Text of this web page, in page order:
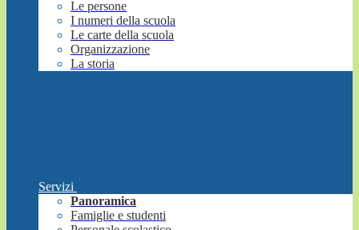
Le persone
I numeri della scuola
Le carte della scuola
Organizzazione
La storia
Servizi
Panoramica
Famiglie e studenti